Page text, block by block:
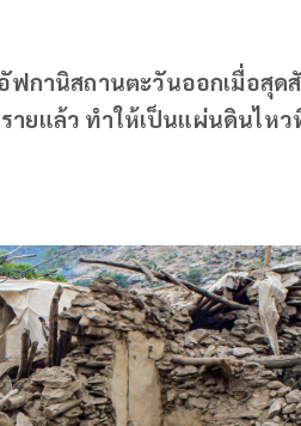
ฟกานิสถานตะวันออกเมื่อสุ
ายแล้ว ทำให้เป็นแผ่นดินไห